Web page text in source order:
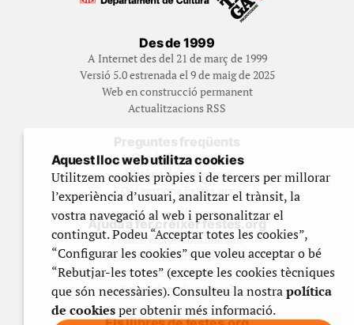
Des de 1999
A Internet des del 21 de març de 1999
Versió 5.0 estrenada el 9 de maig de 2025
Web en construcció permanent
Actualitzacions RSS
Preguntes freqüents
Qué és Festes.org?
Història de Festes.org
Qui gestiona Festes.org
Ajuda a fer créixer festes.org
Feste’n editor/contribuidor
Subscriu-t’hi/Feste’n mecenes
Contracta publicitat
Fes un donatiu puntual
Aquest lloc web utilitza cookies
Utilitzem cookies pròpies i de tercers per millorar
l’experiència d’usuari, analitzar el trànsit, la
vostra navegació al web i personalitzar el
contingut. Podeu “Acceptar totes les cookies”,
“Configurar les cookies” que voleu acceptar o bé
“Rebutjar-les totes” (excepte les cookies tècniques
que són necessàries). Consulteu la nostrapolítica
de cookiesper obtenir més informació.